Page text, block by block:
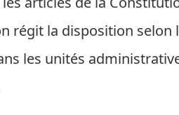
régit la disposition selon
les unités